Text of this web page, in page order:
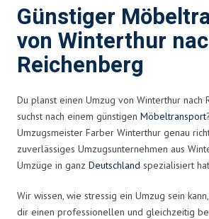
Günstiger
von Winterthur
Reichenberg
Du planst einen Umzug von Winterthur nach
suchst nach einem günstigen Möbeltransport
Umzugsmeister Farber Winterthur genau
zuverlässiges Umzugsunternehmen aus
Umzüge in ganz Deutschland spezialisiert
Wir wissen, wie stressig ein Umzug sein
dir einen professionellen und gleichzeitig